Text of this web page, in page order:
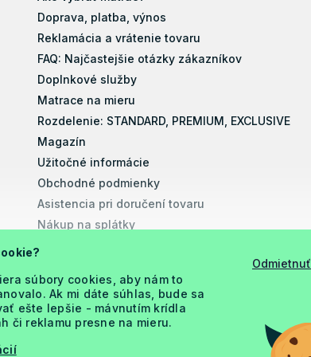
súbory cookies, aby nám to
Ak mi dáte súhlas, bude sa
ešte lepšie - mávnutím krídla
či reklamu presne na mieru.
Odmietnuť
Doprava, platba, výnos
Reklamácia a vrátenie tovaru
FAQ: Najčastejšie otázky zákazníkov
Doplnkové služby
Matrace na mieru
Rozdelenie: STANDARD, PREMIUM, EXCLUSIVE
Magazín
Užitočné informácie
Obchodné podmienky
Asistencia pri doručení tovaru
Nákup na splátky
Montážne návody
Podmienky ochrany osobných údajov